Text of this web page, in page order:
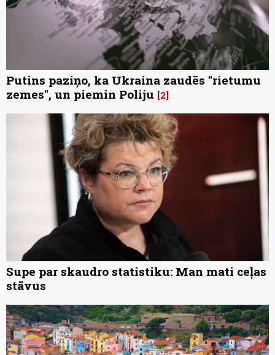
Putins paziņo, ka Ukraina zaudēs "rietumu
zemes", un piemin Poliju 2
Supe par skaudro statistiku: Man mati ceļas
stāvus